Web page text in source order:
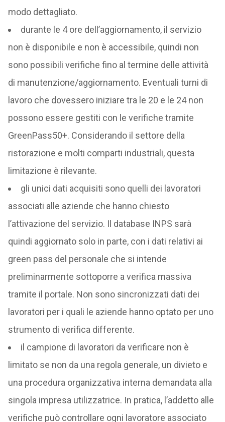
modo dettagliato.
durante le 4 ore dell’aggiornamento, il servizio
non è disponibile e non è accessibile, quindi non
sono possibili verifiche fino al termine delle attività
di manutenzione/aggiornamento. Eventuali turni di
lavoro che dovessero iniziare tra le 20 e le 24 non
possono essere gestiti con le verifiche tramite
GreenPass50+. Considerando il settore della
ristorazione e molti comparti industriali, questa
limitazione è rilevante.
gli unici dati acquisiti sono quelli dei lavoratori
associati alle aziende che hanno chiesto
l’attivazione del servizio. Il database INPS sarà
quindi aggiornato solo in parte, con i dati relativi ai
green pass del personale che si intende
preliminarmente sottoporre a verifica massiva
tramite il portale. Non sono sincronizzati dati dei
lavoratori per i quali le aziende hanno optato per uno
strumento di verifica differente.
il campione di lavoratori da verificare non è
limitato se non da una regola generale, un divieto e
una procedura organizzativa interna demandata alla
singola impresa utilizzatrice. In pratica, l’addetto alle
verifiche può controllare ogni lavoratore associato